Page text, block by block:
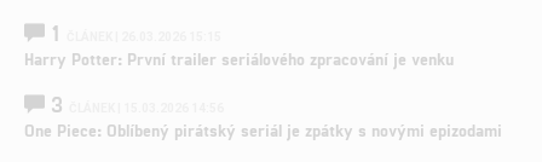
1
Harry Potter: První trailer seriálového zpracování je venku
3
One Piece: Oblíbený pirátský seriál je zpátky s novými epizodami